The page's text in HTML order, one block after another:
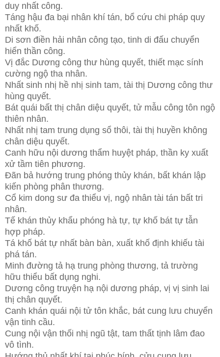
duy nhất công.
Táng hậu đa bại nhân khí tán, bổ cứu chi pháp quy
nhất khố.
Di sơn điền hải nhân công tạo, tinh di đấu chuyển
hiển thần công.
Vị đắc Dương công thư hùng quyết, thiết mạc sính
cường ngộ tha nhân.
Nhất sinh nhị hề nhị sinh tam, tài thị Dương công thư
hùng quyết.
Bát quái bất thị chân diệu quyết, tử mẫu công tôn ngộ
thiên nhân.
Nhất nhị tam trung dụng sổ thôi, tài thị huyền không
chân diệu quyết.
Canh hữu nội dương thẩm huyệt pháp, thần ky xuất
xử tầm tiên phương.
Đãn bả hướng trung phóng thủy khán, bất khán lập
kiến phòng phân thương.
Cổ kim dong sư đa thiểu vị, ngộ nhân tài tán bất tri
nhân.
Tế khán thủy khẩu phóng hà tự, tự khố bát tự tẫn
hợp pháp.
Tá khố bát tự nhất bàn bàn, xuất khố định khiếu tài
phá tán.
Minh đường tả hạ trung phòng thương, tả trường
hữu thiểu bất dụng nghi.
Dương công truyện hạ nội dương pháp, vị vị sinh lai
thị chân quyết.
Canh khán quái nội tử tôn khắc, bát cung lưu chuyển
vận tinh cầu.
Cung nội vận thối nhị ngũ tật, tam thất tịnh lâm đao
vô tình.